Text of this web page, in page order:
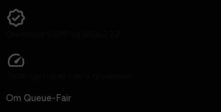
Om Queue-Fair